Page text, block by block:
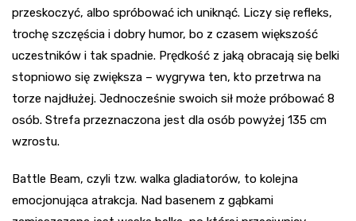
przeskoczyć, albo spróbować ich uniknąć. Liczy się refleks,
trochę szczęścia i dobry humor, bo z czasem większość
uczestników i tak spadnie. Prędkość z jaką obracają się belki
stopniowo się zwiększa – wygrywa ten, kto przetrwa na
torze najdłużej. Jednocześnie swoich sił może próbować 8
osób. Strefa przeznaczona jest dla osób powyżej 135 cm
wzrostu.
Battle Beam, czyli tzw. walka gladiatorów, to kolejna
emocjonująca atrakcja. Nad basenem z gąbkami